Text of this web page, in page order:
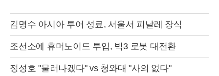
김명수 아시아 투어 성료, 서울서 피날레 장식
조선소에 휴머노이드 투입, 빅3 로봇 대전환
정성호 "물러나겠다" vs 청와대 "사의 없다"